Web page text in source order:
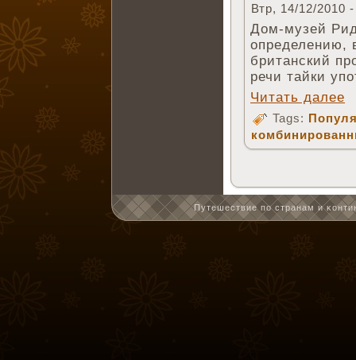
Втр, 14/12/2010
Дом-музей
определению,
британский
речи тайки
Читать далее
Tags:
Путешествие по странам и